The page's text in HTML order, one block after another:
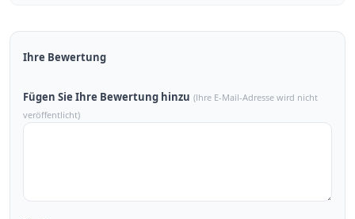
Ihre Bewertung
Fügen Sie Ihre Bewertung hinzu (Ihre E-Mail-Adresse wird nicht
veröffentlicht)